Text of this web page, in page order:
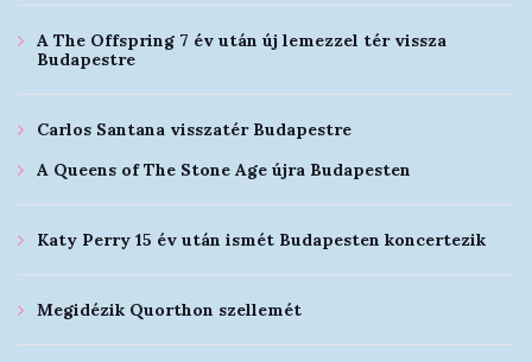
A The Offspring 7 év után új lemezzel tér vissza
Budapestre
Carlos Santana visszatér Budapestre
A Queens of The Stone Age újra Budapesten
Katy Perry 15 év után ismét Budapesten koncertezik
Megidézik Quorthon szellemét